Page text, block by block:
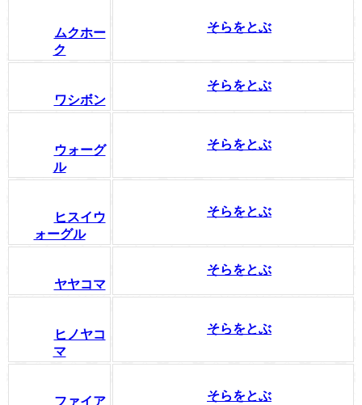
ムクホー
ク
そらをとぶ
ワシボン
そらをとぶ
ウォーグ
ル
そらをとぶ
ヒスイウ
ォーグル
そらをとぶ
ヤヤコマ
そらをとぶ
ヒノヤコ
マ
そらをとぶ
ファイア
そらをとぶ